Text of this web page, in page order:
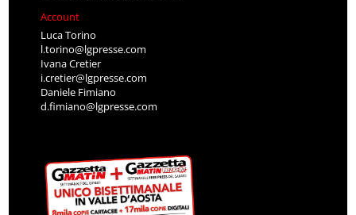
Account
Luca Torino
l.torino@lgpresse.com
Ivana Cretier
i.cretier@lgpresse.com
Daniele Fimiano
d.fimiano@lgpresse.com